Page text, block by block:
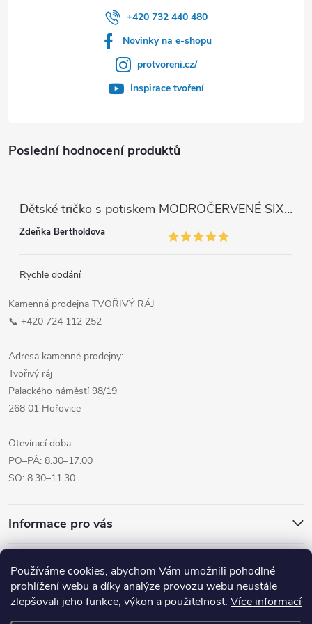
Používáme cookies, abychom Vám umožnili pohodlné
prohlížení webu a díky analýze provozu webu neustále
zlepšovali jeho funkce, výkon a použitelnost. Více informací
Poslední hodnocení produktů
Dětské tričko s potiskem MODROČERVENÉ SIX SEVEN 67
Zdeňka Bertholdova
Rychle dodání
Kamenná prodejna TVOŘIVÝ RÁJ
📞 +420 724 112 252
Adresa kamenné prodejny:
Tvořivý ráj
Palackého náměstí 98/19
268 01 Hořovice
Otevírací doba:
PO–PÁ: 8.30–17.00
SO: 8.30–11.30
Informace pro vás
+420 732 440 480
Novinky na e-shopu
protvoreni.cz/
Inspirace tvoření
Přijímáme online platby